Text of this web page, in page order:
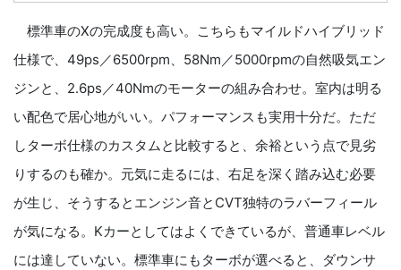
標準車のXの完成度も高い。こちらもマイルドハイブリッド
仕様で、49ps／6500rpm、58Nm／5000rpmの自然吸気エン
ジンと、2.6ps／40Nmのモーターの組み合わせ。室内は明る
い配色で居心地がいい。パフォーマンスも実用十分だ。ただ
しターボ仕様のカスタムと比較すると、余裕という点で見劣
りするのも確か。元気に走るには、右足を深く踏み込む必要
が生じ、そうするとエンジン音とCVT独特のラバーフィール
が気になる。Kカーとしてはよくできているが、普通車レベル
には達していない。標準車にもターボが選べると、ダウンサ